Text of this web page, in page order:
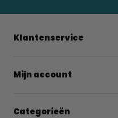
Klantenservice
Mijn account
Categorieën